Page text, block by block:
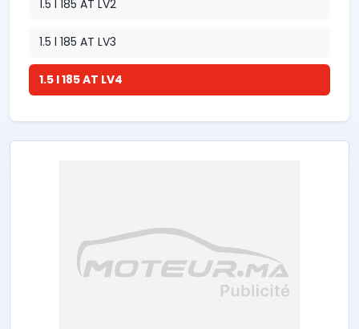
1.5 l 185 AT LV2
1.5 l 185 AT LV3
1.5 l 185 AT LV4